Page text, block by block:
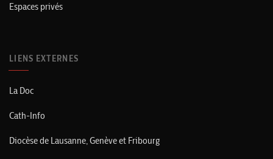
Espaces privés
LIENS EXTERNES
La Doc
Cath-Info
Diocèse de Lausanne, Genève et Fribourg